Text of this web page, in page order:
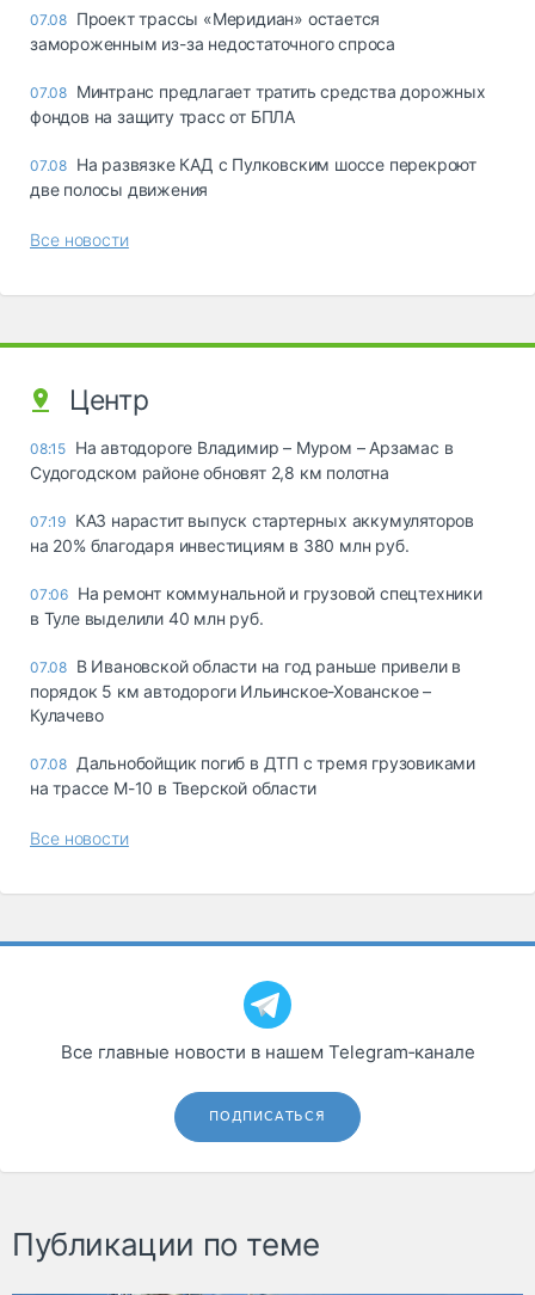
07.08 Проект трассы «Меридиан» остается
замороженным из-за недостаточного спроса
07.08 Минтранс предлагает тратить средства дорожных
фондов на защиту трасс от БПЛА
07.08 На развязке КАД с Пулковским шоссе перекроют
две полосы движения
Все новости
Центр
08:15 На автодороге Владимир – Муром – Арзамас в
Судогодском районе обновят 2,8 км полотна
07:19 КАЗ нарастит выпуск стартерных аккумуляторов
на 20% благодаря инвестициям в 380 млн руб.
07:06 На ремонт коммунальной и грузовой спецтехники
в Туле выделили 40 млн руб.
07.08 В Ивановской области на год раньше привели в
порядок 5 км автодороги Ильинское-Хованское –
Кулачево
07.08 Дальнобойщик погиб в ДТП с тремя грузовиками
на трассе М-10 в Тверской области
Все новости
Все главные новости в нашем Telegram‑канале
ПОДПИСАТЬСЯ
Публикации по теме